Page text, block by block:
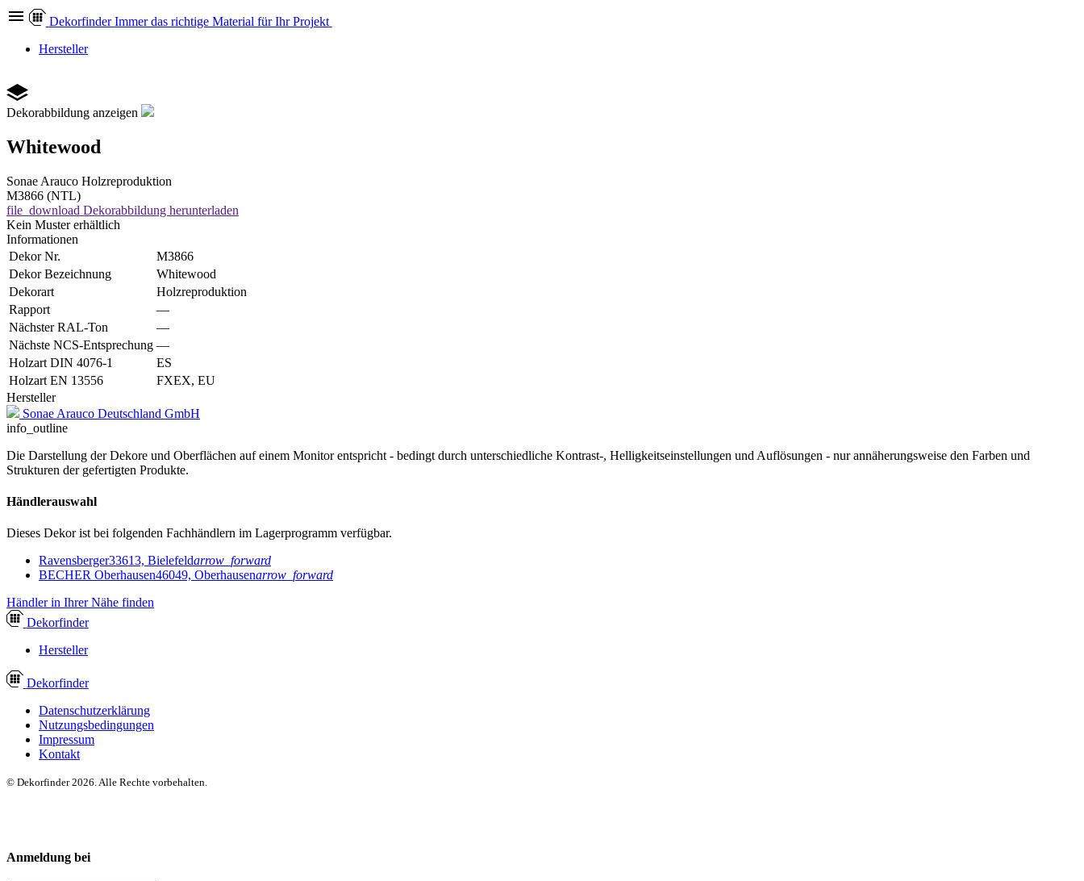
Dekorfinder Immer das richtige Material für Ihr Projekt
Hersteller
Dekorabbildung anzeigen
Whitewood
Sonae Arauco Holzreproduktion
M3866 (NTL)
file_download Dekorabbildung herunterladen
Kein Muster erhältlich
Informationen
Dekor Nr.
M3866
Dekor Bezeichnung
Whitewood
Dekorart
Holzreproduktion
Rapport
—
Nächster RAL-Ton
—
Nächste NCS-Entsprechung —
Holzart DIN 4076-1
ES
Holzart EN 13556
FXEX, EU
Hersteller
Sonae Arauco Deutschland GmbH
info_outline
Die Darstellung der Dekore und Oberflächen auf einem Monitor entspricht - bedingt durch unterschiedliche Kontrast-, Helligkeitseinstellungen und Auflösungen - nur annäherungsweise den Farben und
Strukturen der gefertigten Produkte.
Händlerauswahl
Dieses Dekor ist bei folgenden Fachhändlern im Lagerprogramm verfügbar.
Ravensberger33613, Bielefeldarrow_forward
BECHER Oberhausen46049, Oberhausenarrow_forward
Händler in Ihrer Nähe finden
Dekorfinder
Hersteller
Dekorfinder
Datenschutzerklärung
Nutzungsbedingungen
Impressum
Kontakt
© Dekorfinder 2026. Alle Rechte vorbehalten.
Anmeldung bei